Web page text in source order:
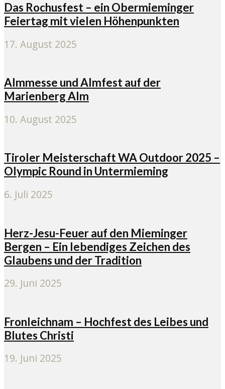
Das Rochusfest – ein Obermieminger
Feiertag mit vielen Höhenpunkten
17. August 2025
Almmesse und Almfest auf der
Marienberg Alm
10. August 2025
Tiroler Meisterschaft WA Outdoor 2025 –
Olympic Round in Untermieming
6. Juli 2025
Herz-Jesu-Feuer auf den Mieminger
Bergen – Ein lebendiges Zeichen des
Glaubens und der Tradition
29. Juni 2025
Fronleichnam – Hochfest des Leibes und
Blutes Christi
19. Juni 2025